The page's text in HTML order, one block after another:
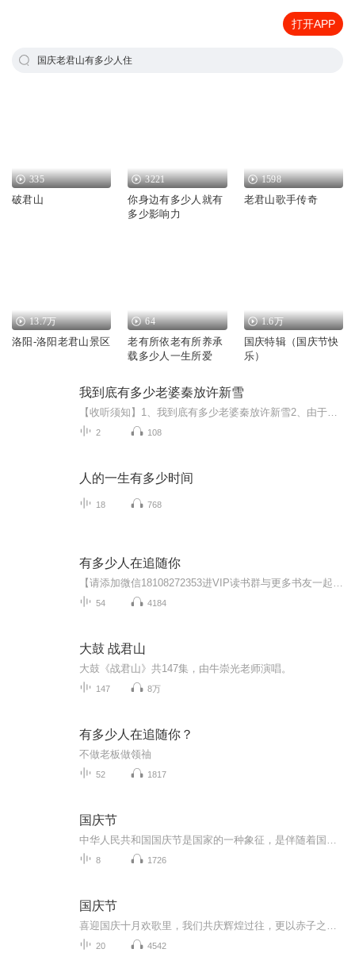
打开APP
国庆老君山有多少人住
335
破君山
3221
你身边有多少人就有
多少影响力
1598
老君山歌手传奇
13.7万
洛阳-洛阳老君山景区
64
老有所依老有所养承
载多少人一生所爱
1.6万
国庆特辑（国庆节快
乐）
我到底有多少老婆秦放许新雪
2 108
人的一生有多少时间
18 768
有多少人在追随你
54 4184
大鼓 战君山
大鼓《战君山》共147集，由牛崇光老师演唱。
147 8万
有多少人在追随你？
不做老板做领䄂
52 1817
国庆节
8 1726
国庆节
20 4542